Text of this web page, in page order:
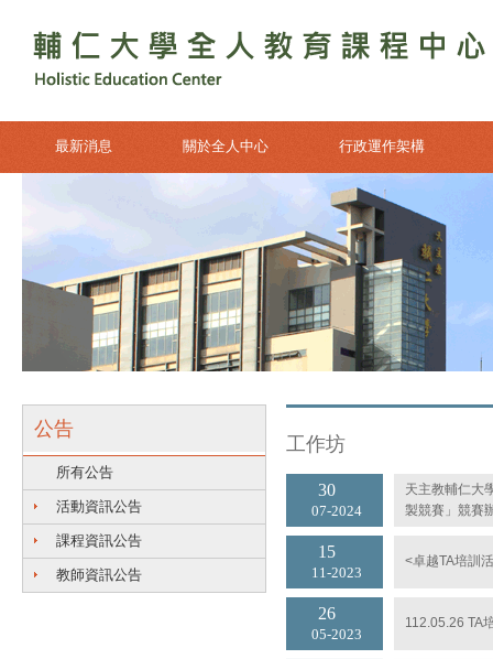
最新消息 關於全人中心 行政運作架構
公告
所有公告
活動資訊公告
課程資訊公告
教師資訊公告
工作坊
07 2024
30
天主教輔仁大
製競賽」競賽
11 2023
15 <卓越TA培訓
05 2023
26 112.05.26 TA